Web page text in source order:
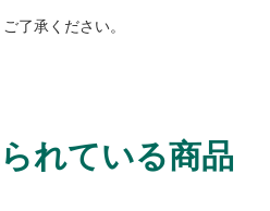
了承ください。
れている商品